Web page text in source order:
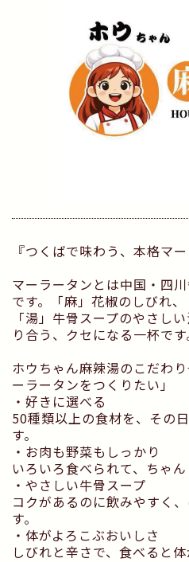
『つくばで味わう、本格マー
マーラータンとは中国・四
です。「麻」花椒のしびれ、
「湯」牛骨スープのやさし
り合う、クセになる一杯です
ホウちゃん麻辣湯のこだわ
ーラータンをつくりたい」
・好きに選べる
50種類以上の食材を、その
す。
・お肉も野菜もしっかり
いろいろ食べられて、ちゃん
・やさしい牛骨スープ
コクがあるのに飲みやすく
す。
・体がよろこぶおいしさ
しびれと辛さで、食べると